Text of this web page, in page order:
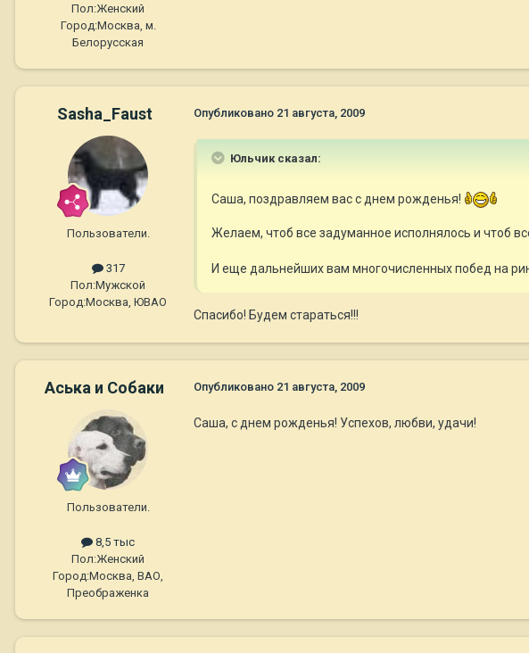
Пол:Женский
Город:Москва, м.
Белорусская
Sasha_Faust
Пользователи.
317
Пол:Мужской
Город:Москва, ЮВАО
Опубликовано 21 августа, 2009
Юльчик сказал:
Саша, поздравляем вас с днем рожденья!
Желаем, чтоб все задуманное исполнялось и чтоб
И еще дальнейших вам многочисленных побед на
Спасибо! Будем стараться!!!
Аська и Собаки
Пользователи.
8,5 тыс
Пол:Женский
Город:Москва, ВАО,
Преображенка
Опубликовано 21 августа, 2009
Саша, с днем рожденья! Успехов, любви, удачи!